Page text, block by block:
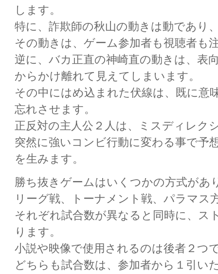
します。
特に、詐欺師の秋山の動きは動であり
その動きは、ゲーム参加者も視聴者も
逆に、バカ正直の神崎直の動きは、表
からかけ離れて見えてしまいます。
その中にはめ込まれた伏線は、既に意
忘れさせます。
正反対の主人公２人は、ミスディレク
突然に強いコンビ行動に変わる事で予
を生みます。
勝ち抜きゲームはいくつかの方式があ
リーグ戦、トーナメント戦、パラマス
それぞれ試合数が異なると同時に、ス
ります。
小説や映像で使用されるのは後者２つ
どちらも試合数は、参加者から１引い